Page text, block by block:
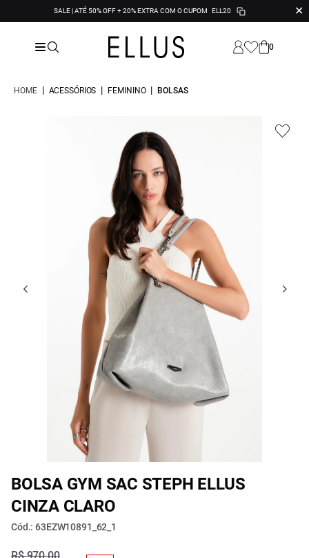
SALE | ATÉ 50% OFF + 20% EXTRA COM O CUPOM ELL20 ✕
0
HOME | ACESSÓRIOS | FEMININO | BOLSAS
BOLSA GYM SAC STEPH ELLUS
CINZA CLARO
Cód.: 63EZW10891_62_1